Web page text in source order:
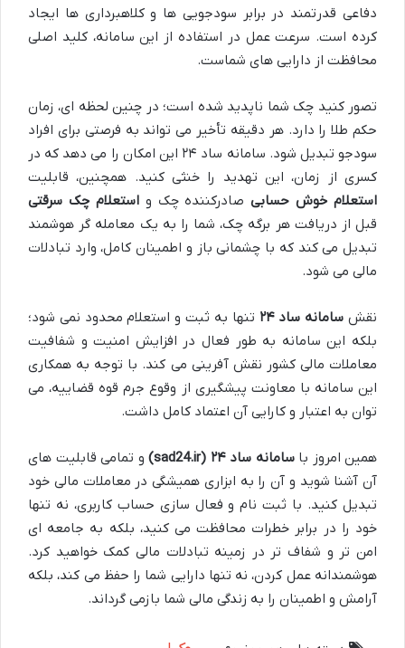
دفاعی قدرتمند در برابر سودجویی ها و کلاهبرداری ها ایجاد
کرده است. سرعت عمل در استفاده از این سامانه، کلید اصلی
محافظت از دارایی های شماست.
تصور کنید چک شما ناپدید شده است؛ در چنین لحظه ای، زمان
حکم طلا را دارد. هر دقیقه تأخیر می تواند به فرصتی برای افراد
سودجو تبدیل شود. سامانه ساد ۲۴ این امکان را می دهد که در
کسری از زمان، این تهدید را خنثی کنید. همچنین، قابلیت
استعلام خوش حسابیصادرکننده چک واستعلام چک سرقتی
قبل از دریافت هر برگه چک، شما را به یک معامله گر هوشمند
تبدیل می کند که با چشمانی باز و اطمینان کامل، وارد تبادلات
مالی می شود.
نقش سامانه ساد ۲۴
تنها به ثبت و استعلام محدود نمی شود؛
بلکه این سامانه به طور فعال در افزایش امنیت و شفافیت
معاملات مالی کشور نقش آفرینی می کند. با توجه به همکاری
این سامانه با معاونت پیشگیری از وقوع جرم قوه قضاییه، می
توان به اعتبار و کارایی آن اعتماد کامل داشت.
همین امروز باسامانه ساد ۲۴ (sad24.ir)
و تمامی قابلیت های
آن آشنا شوید و آن را به ابزاری همیشگی در معاملات مالی خود
تبدیل کنید. با ثبت نام و فعال سازی حساب کاربری، نه تنها
خود را در برابر خطرات محافظت می کنید، بلکه به جامعه ای
امن تر و شفاف تر در زمینه تبادلات مالی کمک خواهید کرد.
هوشمندانه عمل کردن، نه تنها دارایی شما را حفظ می کند، بلکه
آرامش و اطمینان را به زندگی مالی شما بازمی گرداند.